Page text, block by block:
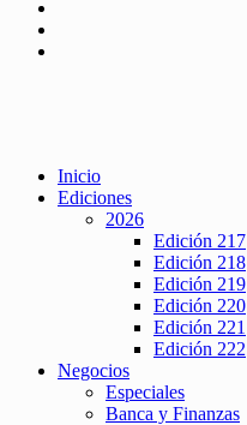
Inicio
Ediciones
2026
Edición 217
Edición 218
Edición 219
Edición 220
Edición 221
Edición 222
Negocios
Especiales
Banca y Finanzas